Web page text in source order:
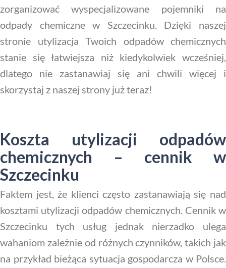
zorganizować wyspecjalizowane pojemniki na
odpady chemiczne w Szczecinku. Dzięki naszej
stronie utylizacja Twoich odpadów chemicznych
stanie się łatwiejsza niż kiedykolwiek wcześniej,
dlatego nie zastanawiaj się ani chwili więcej i
skorzystaj z naszej strony już teraz!
Koszta utylizacji odpadów
chemicznych – cennik w
Szczecinku
Faktem jest, że klienci często zastanawiają się nad
kosztami utylizacji odpadów chemicznych. Cennik w
Szczecinku tych usług jednak nierzadko ulega
wahaniom zależnie od różnych czynników, takich jak
na przykład bieżąca sytuacja gospodarcza w Polsce.